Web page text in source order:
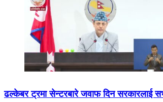
ढल्केबर ट्रमा सेन्टरबारे जवाफ दिन सरकारलाई